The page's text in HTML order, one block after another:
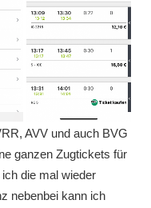
AVV und auch BVG
ganzen Zugtickets für
die mal wieder
nebenbei kann ich